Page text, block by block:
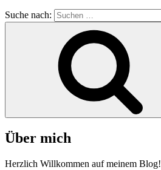
Suche nach:
Über mich
Herzlich Willkommen auf meinem Blog!